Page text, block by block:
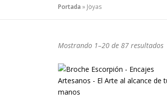
Portada » Joyas
Mostrando 1–20 de 87 resultadosO
e